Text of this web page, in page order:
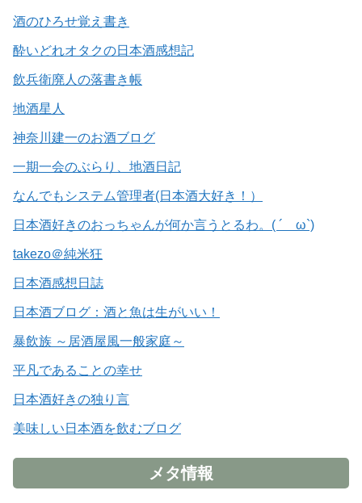
酒のひろせ覚え書き
酔いどれオタクの日本酒感想記
飲兵衛廃人の落書き帳
地酒星人
神奈川建一のお酒ブログ
一期一会のぶらり、地酒日記
なんでもシステム管理者(日本酒大好き！）
日本酒好きのおっちゃんが何か言うとるわ。( ´ ω`)
takezo＠純米狂
日本酒感想日誌
日本酒ブログ：酒と魚は生がいい！
暴飲族 ～居酒屋風一般家庭～
平凡であることの幸せ
日本酒好きの独り言
美味しい日本酒を飲むブログ
メタ情報